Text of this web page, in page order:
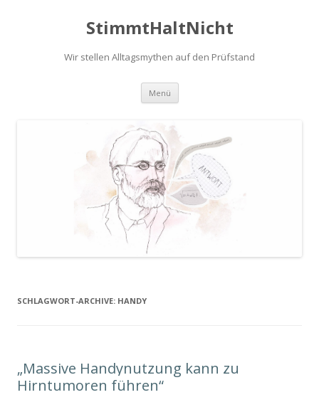
StimmtHaltNicht
Wir stellen Alltagsmythen auf den Prüfstand
Menü Zum
springen
SCHLAGWORT-ARCHIVE: HANDY
„Massive Handynutzung kann zu
Hirntumoren führen“